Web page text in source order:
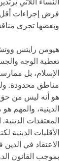
النساء اللاتي
فرض إجراءات أقل
وبعضها تجري
هيومن رايتس
تغطية الوجه
الإسلام، بل
مناطق محدودة.
هو أنه ليس من حق
الدينية، والمهم
المعتقدات
الأقليات
الاعتقاد في الدين
بموجب القانون